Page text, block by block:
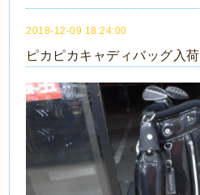
2018-12-09 18:24:00
ピカピカキャディバッグ入荷